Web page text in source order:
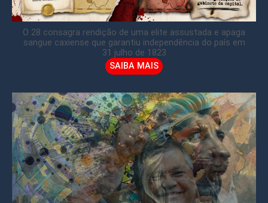
O 28 consagra rendição de uma elite assustada e apaga
sangue caxiense que garantiu independência do país em
31 julho de 1823
SAIBA MAIS